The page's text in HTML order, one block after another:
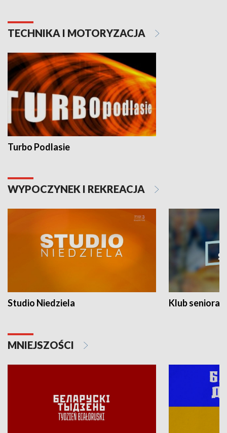
TECHNIKA I MOTORYZACJA
Turbo Podlasie
WYPOCZYNEK I REKREACJA
Studio Niedziela Klub seniora
MNIEJSZOŚCI